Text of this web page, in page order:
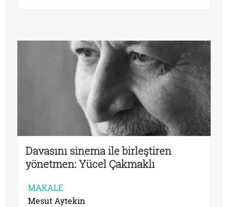
Davasını sinema ile birleştiren
yönetmen: Yücel Çakmaklı
MAKALE
Mesut Aytekin